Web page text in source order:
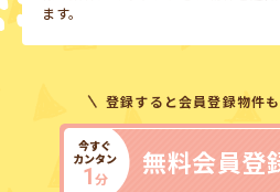
ます。
登録すると会員登録物件
今すぐ
カンタン
1分 無料会員登